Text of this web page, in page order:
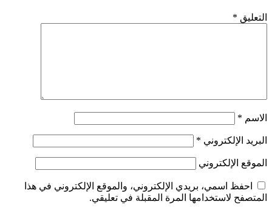
التعليق *
الاسم *
البريد الإلكتروني *
الموقع الإلكتروني
احفظ اسمي، بريدي الإلكتروني، والموقع الإلكتروني في هذا
المتصفح لاستخدامها المرة المقبلة في تعليقي.